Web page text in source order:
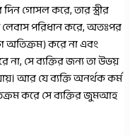
পরিধান করে, অতঃপর
অতিক্রম) করে না এবং
সে ব্যক্তির জন্য তা উভয়
আর যে ব্যক্তি অনর্থক কর্ম
করে সে ব্যক্তির জুমআহ